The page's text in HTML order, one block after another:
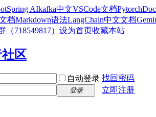
Spring AIkafka中文VSCode文档Pytorch
档Markdown语法LangChain中文文档
718549817） 设为首页收藏本站
自动登录 找回密码
登录 立即注册